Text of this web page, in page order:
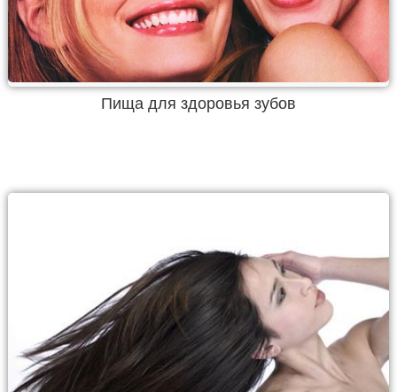
Пища для здоровья зубов